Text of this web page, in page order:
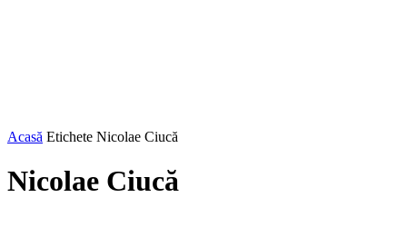
Acasă Etichete Nicolae Ciucă
Nicolae Ciucă